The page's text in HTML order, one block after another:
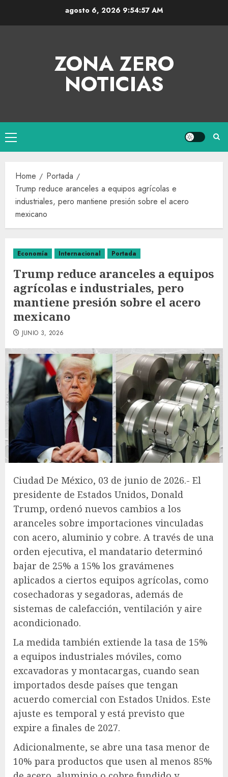
agosto 6, 2026 9:54:57 AM
ZONA ZERO
NOTICIAS
Home
Portada
Trump reduce aranceles a equipos agrícolas e
industriales, pero mantiene presión sobre el acero
mexicano
Economía Internacional Portada
Trump reduce aranceles a equipos
agrícolas e industriales, pero
mantiene presión sobre el acero
mexicano
JUNIO 3, 2026
Ciudad De México, 03 de junio de 2026.- El
presidente de Estados Unidos, Donald
Trump, ordenó nuevos cambios a los
aranceles sobre importaciones vinculadas
con acero, aluminio y cobre. A través de una
orden ejecutiva, el mandatario determinó
bajar de 25% a 15% los gravámenes
aplicados a ciertos equipos agrícolas, como
cosechadoras y segadoras, además de
sistemas de calefacción, ventilación y aire
acondicionado.
La medida también extiende la tasa de 15%
a equipos industriales móviles, como
excavadoras y montacargas, cuando sean
importados desde países que tengan
acuerdo comercial con Estados Unidos. Este
ajuste es temporal y está previsto que
expire a finales de 2027.
Adicionalmente, se abre una tasa menor de
10% para productos que usen al menos 85%